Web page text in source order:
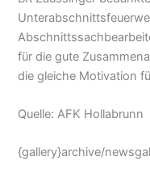
für die gute
die gleiche Motivation
Quelle: AFK Hollabrunn
{gallery}archive/